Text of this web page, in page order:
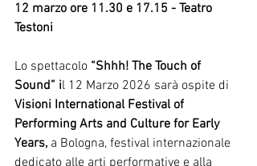
12 marzo ore 11.30 e 17.15 - Teatro
Testoni
Lo spettacolo “Shhh! The Touch of
Sound” il 12 Marzo 2026 sarà ospite di
Visioni International Festival of
Performing Arts and Culture for Early
Years, a Bologna, festival internazionale
dedicato alle arti performative e alla